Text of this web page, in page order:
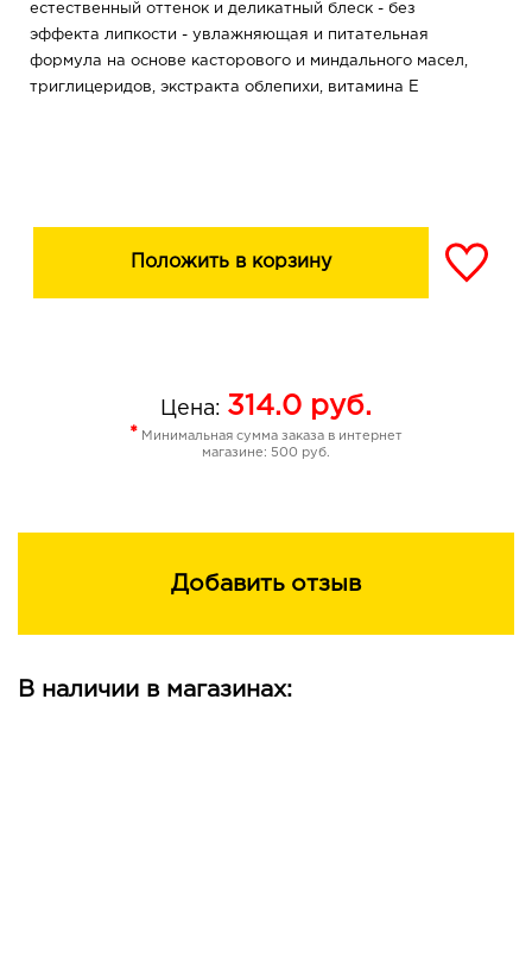
естественный оттенок и деликатный блеск - без
эффекта липкости - увлажняющая и питательная
формула на основе касторового и миндального масел,
триглицеридов, экстракта облепихи, витамина Е
Положить в корзину
Цена: 314.0 руб.
* Минимальная сумма заказа в интернет
магазине: 500 руб.
Добавить отзыв
В наличии в магазинах: